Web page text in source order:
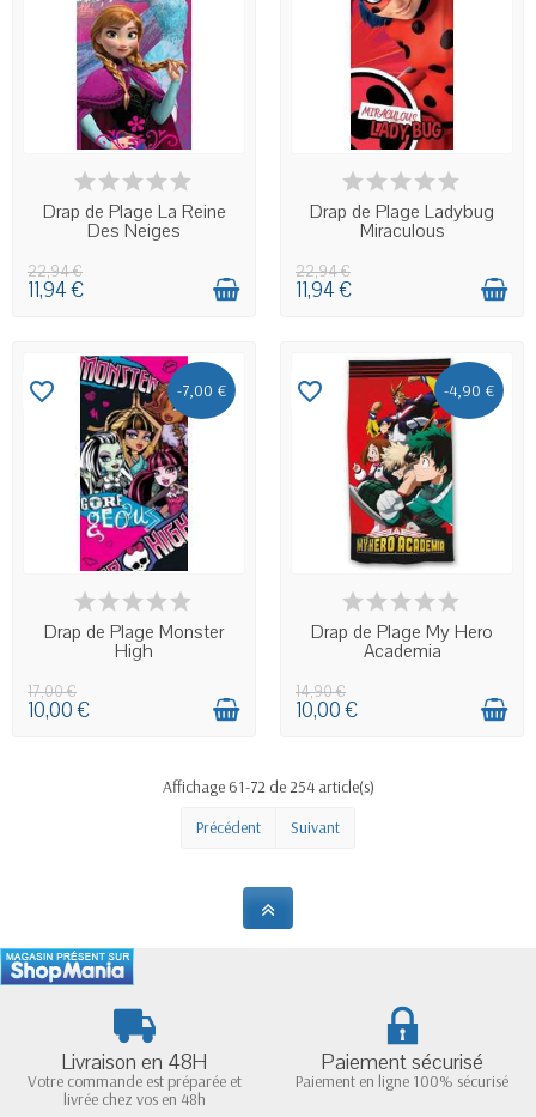
EN STOCK
Drap de Plage La Reine
Des Neiges
22,94 €
11,94 €
EN STOCK
Drap de Plage Ladybug
Miraculous
22,94 €
11,94 €
-7,00 €
IN STOCK
favorite_border
Drap de Plage Monster
High
17,00 €
10,00 €
-4,90 €
EN STOCK
favorite_border
Drap de Plage My Hero
Academia
14,90 €
10,00 €
Affichage 61-72 de 254 article(s)
Précédent
Suivant
Livraison en 48H
Votre commande est préparée et
livrée chez vos en 48h
Paiement sécurisé
Paiement en ligne 100% sécurisé